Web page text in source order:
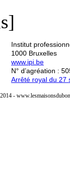
Institut
1000 Bruxelles
www.ipi.be
N° d’agréation :
Arrêté royal du 27
-